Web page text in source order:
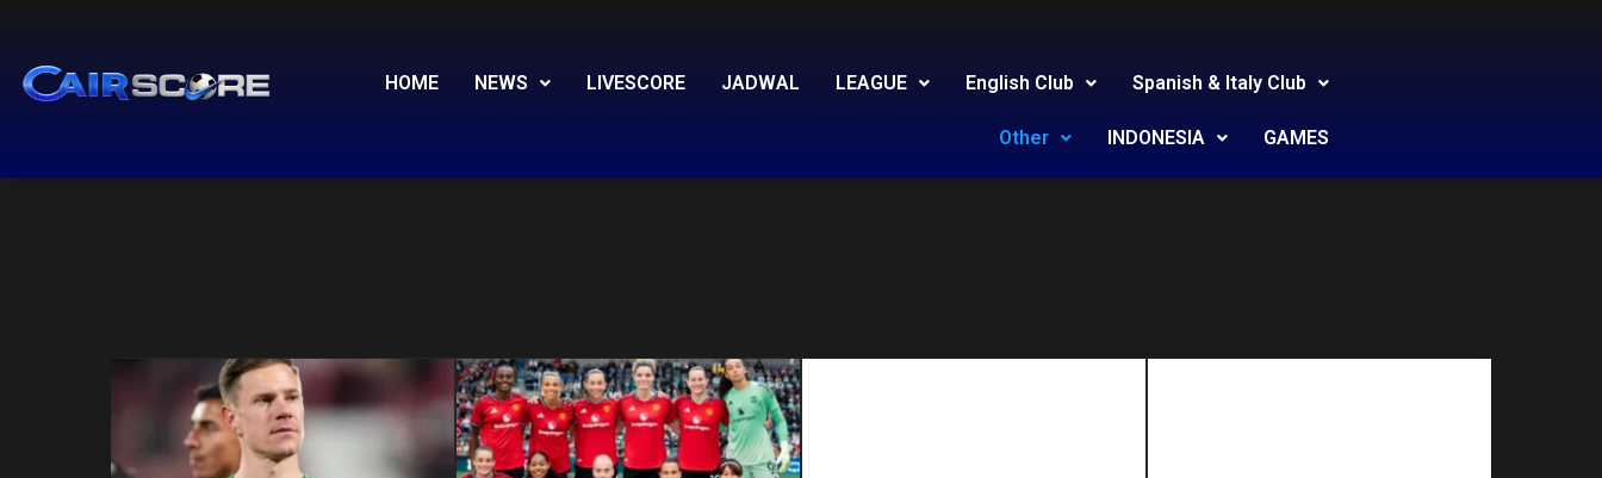
content
HOME NEWS LIVESCORE JADWAL LEAGUE English Club Spanish & Italy Club
Other INDONESIA GAMES
Other